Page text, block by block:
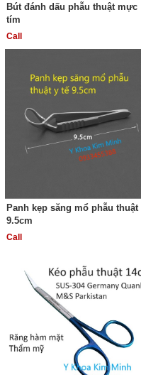
Bút đánh dấu phẫu thuật mực
tím
Call
Panh kẹp săng mổ phẫu thuật
9.5cm
Call